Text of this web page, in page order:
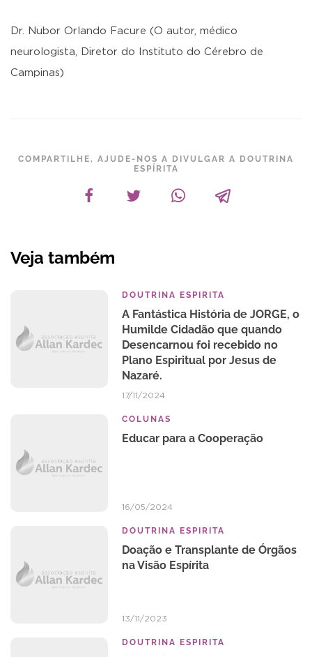
Dr. Nubor Orlando Facure (O autor, médico
neurologista, Diretor do Instituto do Cérebro de
Campinas)
COMPARTILHE, AJUDE-NOS A DIVULGAR A DOUTRINA
ESPÍRITA
Veja também
DOUTRINA ESPIRITA
A Fantástica História de JORGE, o
Humilde Cidadão que quando
Desencarnou foi recebido no
Plano Espiritual por Jesus de
Nazaré.
17/11/2024
COLUNAS
Educar para a Cooperação
16/05/2024
DOUTRINA ESPIRITA
Doação e Transplante de Órgãos
na Visão Espírita
13/11/2023
DOUTRINA ESPIRITA